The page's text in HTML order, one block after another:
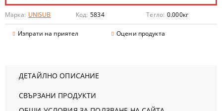
Марка: UNISUB Код: 5834 Тегло: 0.000кг
Изпрати на приятел Оцени продукта
ДЕТАЙЛНО ОПИСАНИЕ
СВЪРЗАНИ ПРОДУКТИ